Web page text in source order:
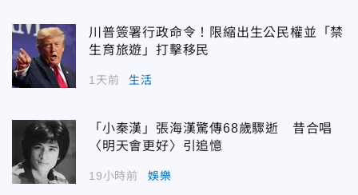
川普簽署行政命令！限縮出生公民權並「禁
生育旅遊」打擊移民
1天前 生活
「小秦漢」張海漢驚傳68歲驟逝 昔合唱
〈明天會更好〉引追憶
19小時前 娛樂